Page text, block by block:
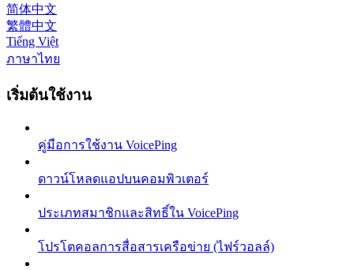
简体中文
繁體中文
Tiếng Việt
ภาษาไทย
เริ่มต้นใช้งาน
คู่มือการใช้งาน VoicePing
ดาวน์โหลดแอปบนคอมพิวเตอร์
ประเภทสมาชิกและสิทธิ์ใน VoicePing
โปรโตคอลการสื่อสารเครือข่าย (ไฟร์วอลล์)